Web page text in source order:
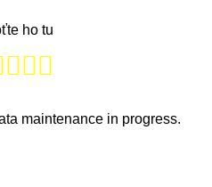
ho tu
maintenance in progress.